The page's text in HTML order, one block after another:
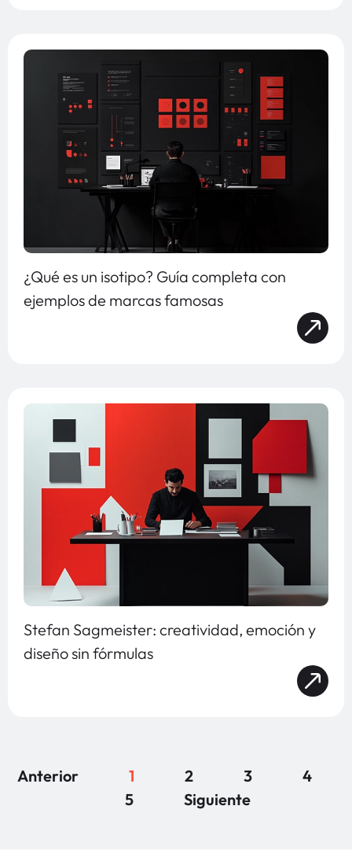
¿Qué es un isotipo? Guía completa con
ejemplos de marcas famosas
Stefan Sagmeister: creatividad, emoción y
diseño sin fórmulas
Anterior 1 2 3
4
5
Siguiente